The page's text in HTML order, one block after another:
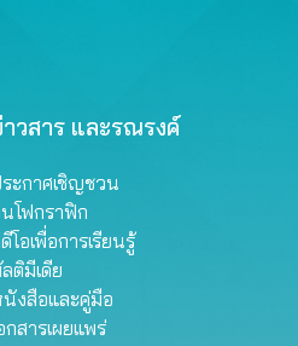
วสาร และรณรงค์
ะกาศเชิญชวน
โฟกราฟิก
โอเพื่อการเรียนรู้
ติมีเดีย
งสือและคู่มือ
กสารเผยแพร่